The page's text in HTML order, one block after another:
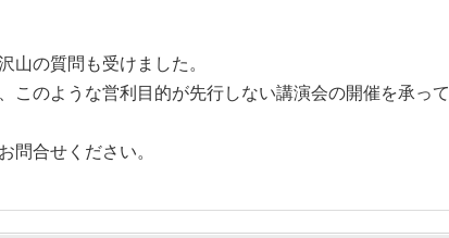
山の質問も受けました。
このような営利目的が先行しない講演会の開催を承って
問合せください。